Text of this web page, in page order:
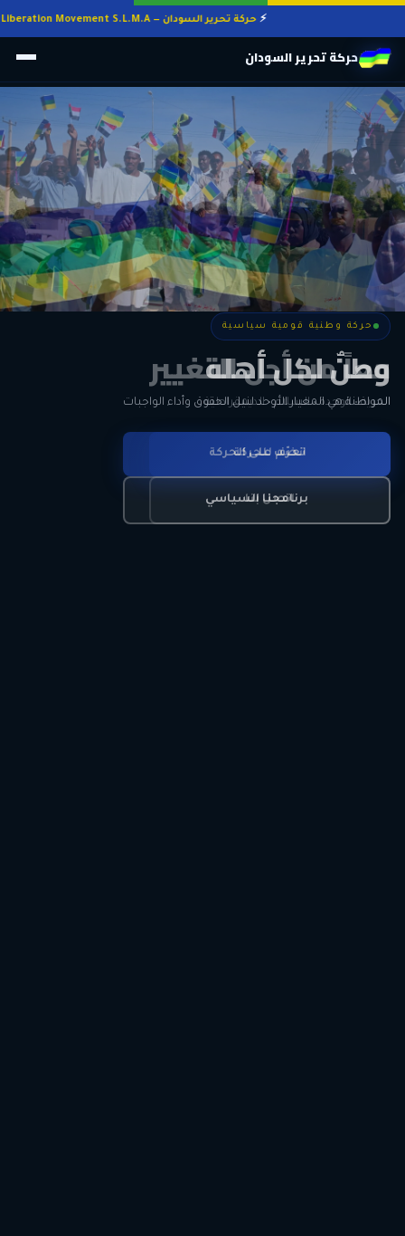
حركة تحرير السودان — Sudan Liberation Movement S.L.M.A
حركة تحرير السودان
حركة وطنية قومية سياسية
وطنٌ لكل أهله
المواطنة هي المعيار الأوحد لنيل الحقوق وأداء الواجبات
تعرّف على الحركة
برنامجنا السياسي
حركة وطنية قومية سياسية
معاً من أجل التغيير
الحرية • الوحدة • السلام • الديمقراطية
انضم للحركة
اتصل بنا